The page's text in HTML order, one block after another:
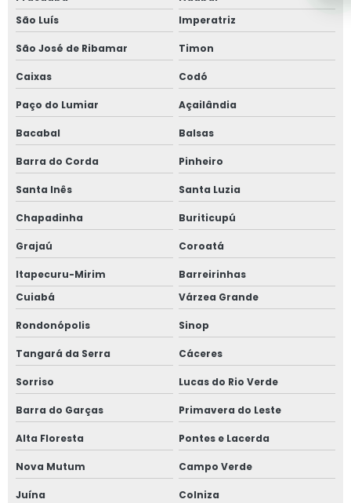
São Luís
Imperatriz
São José de Ribamar Timon
Caixas Codó
Paço do Lumiar Açailândia
Bacabal Balsas
Barra do Corda Pinheiro
Santa Inês Santa Luzia
Chapadinha Buriticupú
Grajaú Coroatá
Itapecuru-Mirim
Barreirinhas
Cuiabá
Várzea Grande
Rondonópolis Sinop
Tangará da Serra Cáceres
Sorriso Lucas do Rio Verde
Barra do Garças Primavera do Leste
Alta Floresta Pontes e Lacerda
Nova Mutum Campo Verde
Juína Colniza